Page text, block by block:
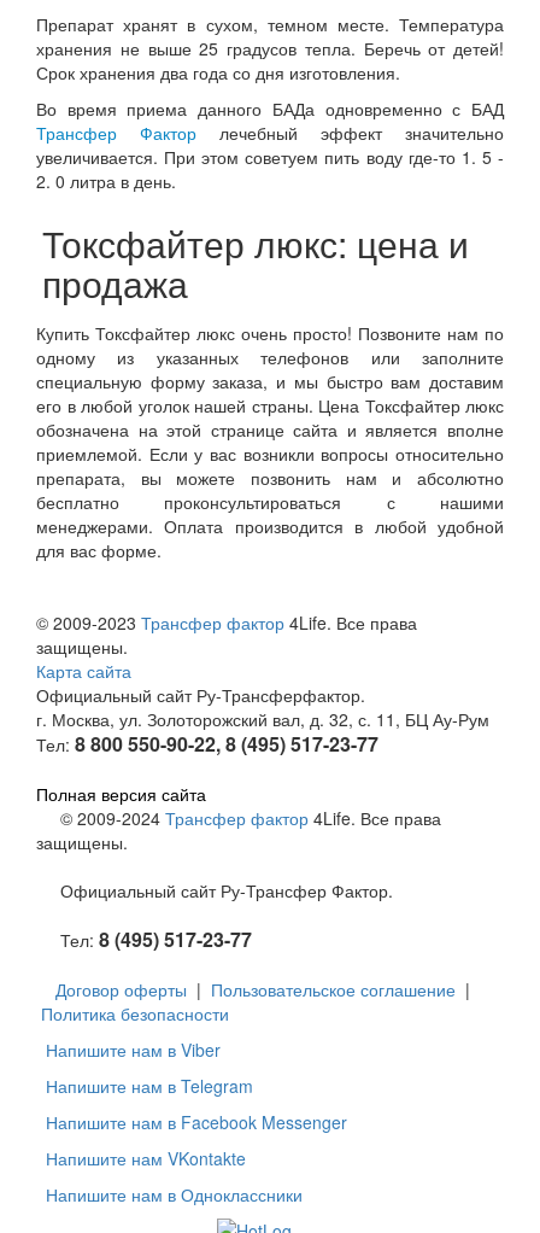
Препарат хранят в сухом, темном месте. Температура
хранения не выше 25 градусов тепла. Беречь от детей!
Срок хранения два года со дня изготовления.
Во время приема данного БАДа одновременно с БАД
Трансфер Фактор лечебный эффект значительно
увеличивается. При этом советуем пить воду где-то 1. 5 -
2. 0 литра в день.
Токсфайтер люкс: цена и
продажа
Купить Токсфайтер люкс очень просто! Позвоните нам по
одному из указанных телефонов или заполните
специальную форму заказа, и мы быстро вам доставим
его в любой уголок нашей страны. Цена Токсфайтер люкс
обозначена на этой странице сайта и является вполне
приемлемой. Если у вас возникли вопросы относительно
препарата, вы можете позвонить нам и абсолютно
бесплатно проконсультироваться с нашими
менеджерами. Оплата производится в любой удобной
для вас форме.
© 2009-2023 Трансфер фактор 4Life. Все права
защищены.
Карта сайта
Официальный сайт Ру-Трансферфактор.
г. Москва, ул. Золоторожский вал, д. 32, с. 11, БЦ Ау-Рум
Тел: 8 800 550-90-22, 8 (495) 517-23-77
Полная версия сайта
© 2009-2024 Трансфер фактор 4Life. Все права
защищены.
Официальный сайт Ру-Трансфер Фактор.
Тел: 8 (495) 517-23-77
Договор оферты | Пользовательское соглашение |
Политика безопасности
Напишите нам в Viber
Напишите нам в Telegram
Напишите нам в Facebook Messenger
Напишите нам VKontakte
Напишите нам в Одноклассники